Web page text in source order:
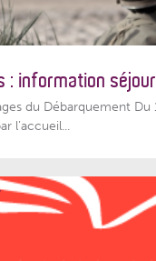
: information
du Débarquement Du
l’accueil...